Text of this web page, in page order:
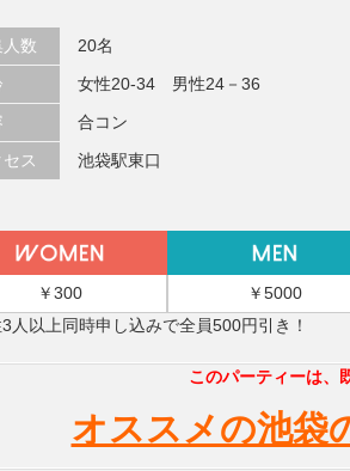
人数
20名
女性20-34 男性24－36
合コン
ス
池袋駅東口
￥300
￥5000
人以上同時申し込みで全員500円引き！
このパーティーは、
オススメの池袋